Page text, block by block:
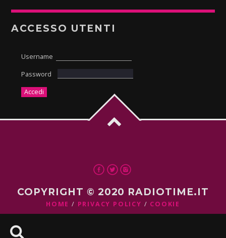
ACCESSO UTENTI
Username
Password
COPYRIGHT © 2020 RADIOTIME.IT
HOME PRIVACY POLICY COOKIE